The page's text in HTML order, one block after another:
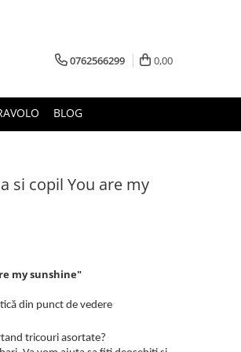
0762566299 0,00
BLOG
si copil You are my
my sunshine"
din punct de vedere
tricouri asortate?